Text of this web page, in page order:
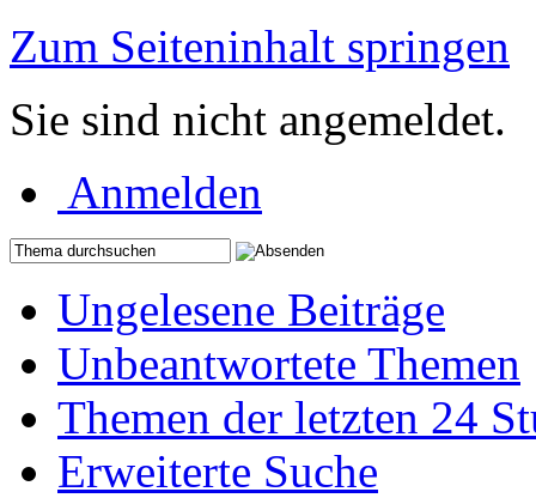
Zum Seiteninhalt springen
Sie sind nicht angemeldet.
Anmelden
Ungelesene Beiträge
Unbeantwortete Themen
Themen der letzten 24
Erweiterte Suche